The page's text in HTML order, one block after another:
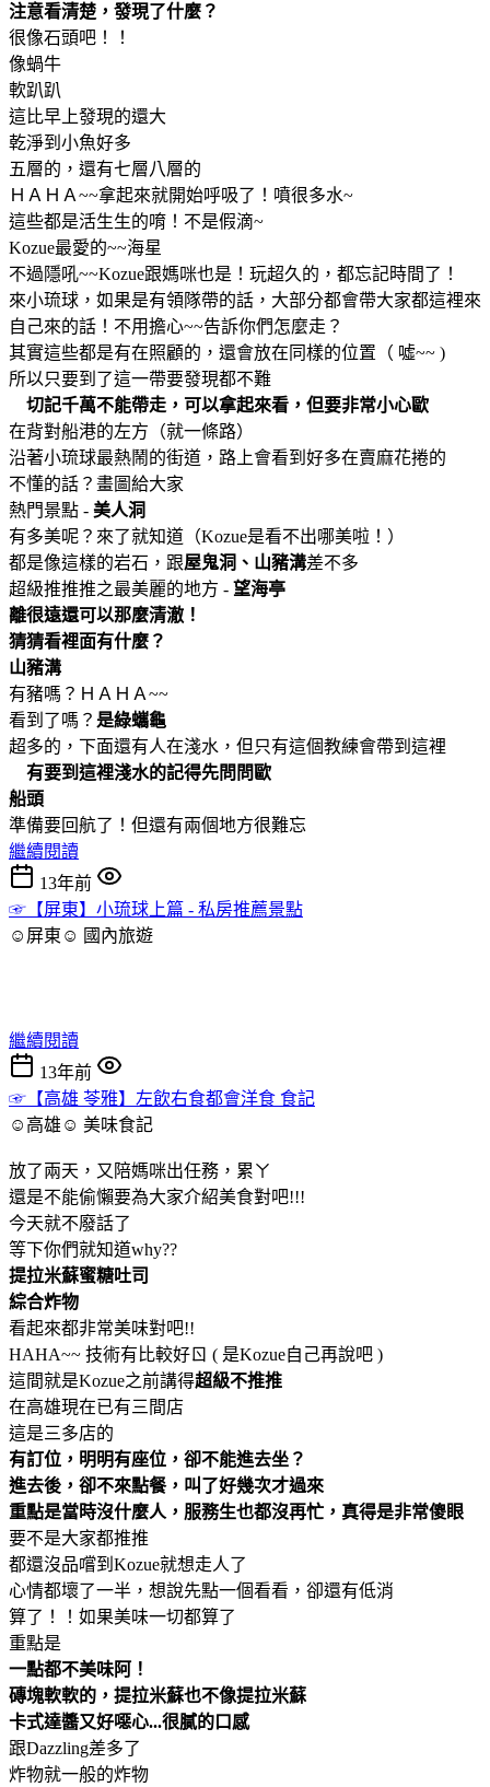
注意看清楚，發現了什麼？
很像石頭吧！！
像蝸牛
軟趴趴
這比早上發現的還大
乾淨到小魚好多
五層的，還有七層八層的
ＨＡＨＡ~~拿起來就開始呼吸了！噴很多水~
這些都是活生生的唷！不是假滴~
Kozue最愛的~~海星
不過隱吼~~Kozue跟媽咪也是！玩超久的，都忘記時間了！
來小琉球，如果是有領隊帶的話，大部分都會帶大家都這裡來
自己來的話！不用擔心~~告訴你們怎麼走？
其實這些都是有在照顧的，還會放在同樣的位置（ 噓~~ )
所以只要到了這一帶要發現都不難
切記千萬不能帶走，可以拿起來看，但要非常小心歐
在背對船港的左方（就一條路）
沿著小琉球最熱鬧的街道，路上會看到好多在賣麻花捲的
不懂的話？畫圖給大家
熱門景點 - 美人洞
有多美呢？來了就知道（Kozue是看不出哪美啦！）
都是像這樣的岩石，跟屋鬼洞、山豬溝差不多
超級推推推之最美麗的地方 - 望海亭
離很遠還可以那麼清澈！
猜猜看裡面有什麼？
山豬溝
有豬嗎？ＨＡＨＡ~~
看到了嗎？ 是綠蠵龜
超多的，下面還有人在淺水，但只有這個教練會帶到這裡
有要到這裡淺水的記得先問問歐
船頭
準備要回航了！但還有兩個地方很難忘
繼續閱讀
13年前
☞【屏東】小琉球上篇 - 私房推薦景點
☺屏東☺ 國內旅遊
繼續閱讀
13年前
☞【高雄 苓雅】左飲右食都會洋食 食記
☺高雄☺ 美味食記
放了兩天，又陪媽咪出任務，累ㄚ
還是不能偷懶要為大家介紹美食對吧!!!
今天就不廢話了
等下你們就知道why??
提拉米蘇蜜糖吐司
綜合炸物
看起來都非常美味對吧!!
HAHA~~ 技術有比較好ㄖ ( 是Kozue自己再說吧 )
這間就是Kozue之前講得超級不推推
在高雄現在已有三間店
這是三多店的
有訂位，明明有座位，卻不能進去坐？
進去後，卻不來點餐，叫了好幾次才過來
重點是當時沒什麼人，服務生也都沒再忙，真得是非常傻眼
要不是大家都推推
都還沒品嚐到Kozue就想走人了
心情都壞了一半，想說先點一個看看，卻還有低消
算了！！如果美味一切都算了
重點是
一點都不美味阿！
磚塊軟軟的，提拉米蘇也不像提拉米蘇
卡式達醬又好噁心...很膩的口感
跟Dazzling差多了
炸物就一般的炸物